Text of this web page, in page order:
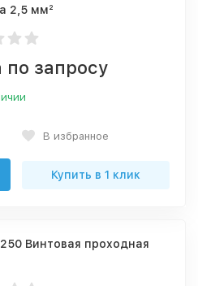
2,5 мм²
по запросу
В избранное
Купить в 1 клик
Винтовая проходная